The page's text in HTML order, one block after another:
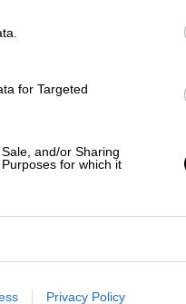
for Targeted
and/or Sharing
for which it
Privacy Policy
generadores de
Martínez